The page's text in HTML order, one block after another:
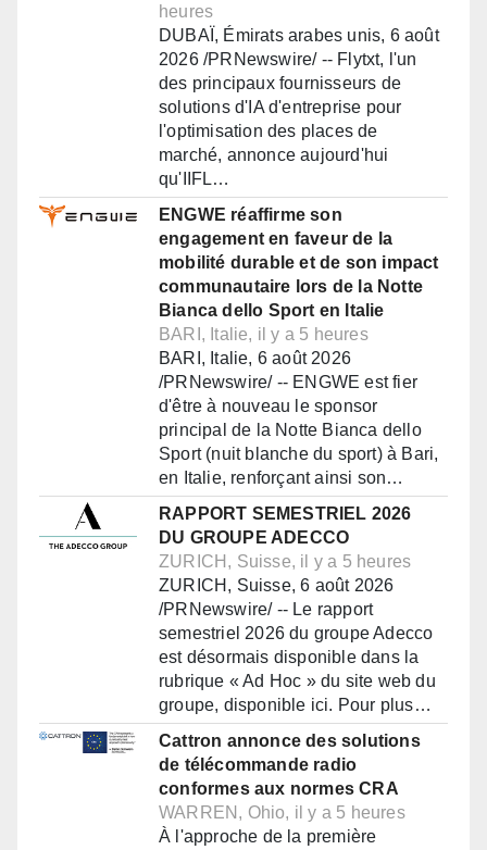
heures
DUBAÏ, Émirats arabes unis, 6 août
2026 /PRNewswire/ -- Flytxt, l'un
des principaux fournisseurs de
solutions d'IA d'entreprise pour
l'optimisation des places de
marché, annonce aujourd'hui
qu'IIFL…
ENGWE réaffirme son
engagement en faveur de la
mobilité durable et de son impact
communautaire lors de la Notte
Bianca dello Sport en Italie
BARI, Italie, il y a 5 heures
BARI, Italie, 6 août 2026
/PRNewswire/ -- ENGWE est fier
d'être à nouveau le sponsor
principal de la Notte Bianca dello
Sport (nuit blanche du sport) à Bari,
en Italie, renforçant ainsi son…
RAPPORT SEMESTRIEL 2026
DU GROUPE ADECCO
ZURICH, Suisse, il y a 5 heures
ZURICH, Suisse, 6 août 2026
/PRNewswire/ -- Le rapport
semestriel 2026 du groupe Adecco
est désormais disponible dans la
rubrique « Ad Hoc » du site web du
groupe, disponible ici. Pour plus…
Cattron annonce des solutions
de télécommande radio
conformes aux normes CRA
WARREN, Ohio, il y a 5 heures
À l'approche de la première